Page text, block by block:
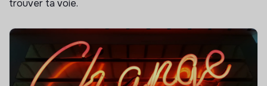
trouver ta voie.